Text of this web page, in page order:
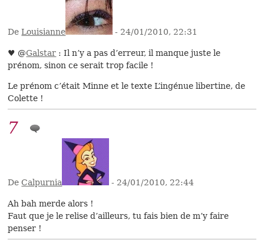
DeLouisianne - 24/01/2010, 22:31
♥ @Galstar : Il n’y a pas d’erreur, il manque juste le
prénom, sinon ce serait trop facile !
Le prénom c’était Minne et le texte L’ingénue libertine, de
Colette !
7
DeCalpurnia - 24/01/2010, 22:44
Ah bah merde alors !
Faut que je le relise d’ailleurs, tu fais bien de m’y faire
penser !